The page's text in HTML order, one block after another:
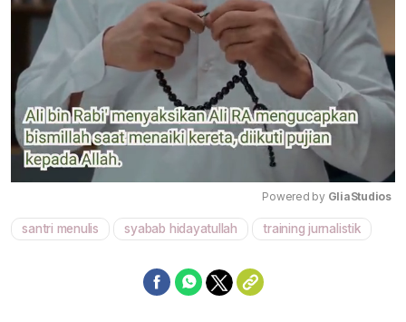
Mute
Powered by GliaStudios
santri menulis syabab hidayatullah training jurnalistik